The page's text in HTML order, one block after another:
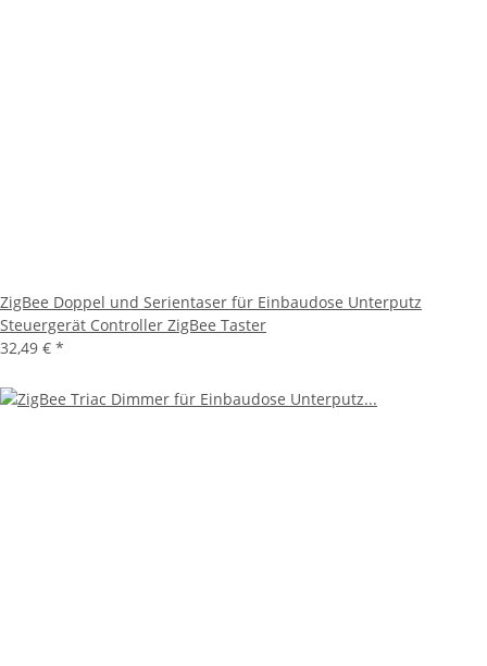
ZigBee Doppel und Serientaser für Einbaudose Unterputz
Steuergerät Controller ZigBee Taster
32,49 € *